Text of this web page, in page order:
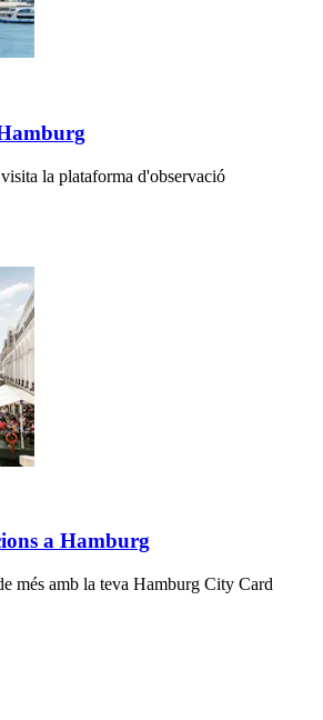
la plataforma d'observació
a Hamburg
més amb la teva Hamburg City Card